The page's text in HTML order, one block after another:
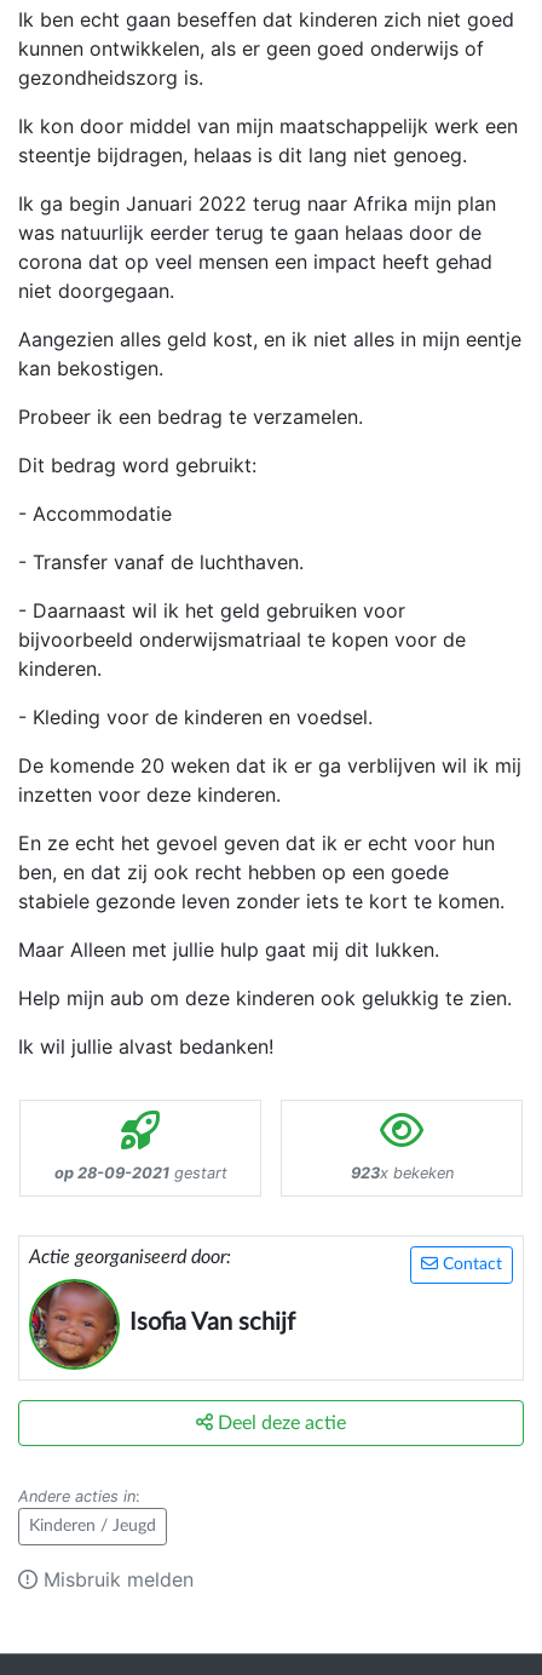
Ik ben echt gaan beseffen dat kinderen zich niet goed
kunnen ontwikkelen, als er geen goed onderwijs of
gezondheidszorg is.
Ik kon door middel van mijn maatschappelijk werk een
steentje bijdragen, helaas is dit lang niet genoeg.
Ik ga begin Januari 2022 terug naar Afrika mijn plan
was natuurlijk eerder terug te gaan helaas door de
corona dat op veel mensen een impact heeft gehad
niet doorgegaan.
Aangezien alles geld kost, en ik niet alles in mijn eentje
kan bekostigen.
Probeer ik een bedrag te verzamelen.
Dit bedrag word gebruikt:
- Accommodatie
- Transfer vanaf de luchthaven.
- Daarnaast wil ik het geld gebruiken voor
bijvoorbeeld onderwijsmatriaal te kopen voor de
kinderen.
- Kleding voor de kinderen en voedsel.
De komende 20 weken dat ik er ga verblijven wil ik mij
inzetten voor deze kinderen.
En ze echt het gevoel geven dat ik er echt voor hun
ben, en dat zij ook recht hebben op een goede
stabiele gezonde leven zonder iets te kort te komen.
Maar Alleen met jullie hulp gaat mij dit lukken.
Help mijn aub om deze kinderen ook gelukkig te zien.
Ik wil jullie alvast bedanken!
op 28-09-2021gestart 923x bekeken
Contact
Actie georganiseerd door:
Isofia Van schijf
Deel deze actie
Andere acties in:
Kinderen / Jeugd
Misbruik melden